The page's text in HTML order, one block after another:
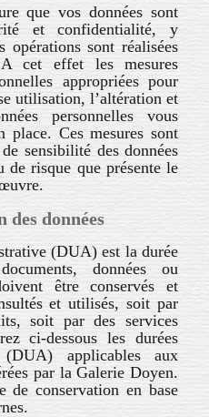
que vos données sont
et confidentialité, y
opérations sont réalisées
cet effet les mesures
appropriées pour
utilisation, l’altération et
personnelles vous
place. Ces mesures sont
sensibilité des données
de risque que présente le
des données
(DUA) est la durée
données ou
être conservés et
et utilisés, soit par
soit par des services
ci-dessous les durées
(DUA) applicables aux
par la Galerie Doyen.
conservation en base